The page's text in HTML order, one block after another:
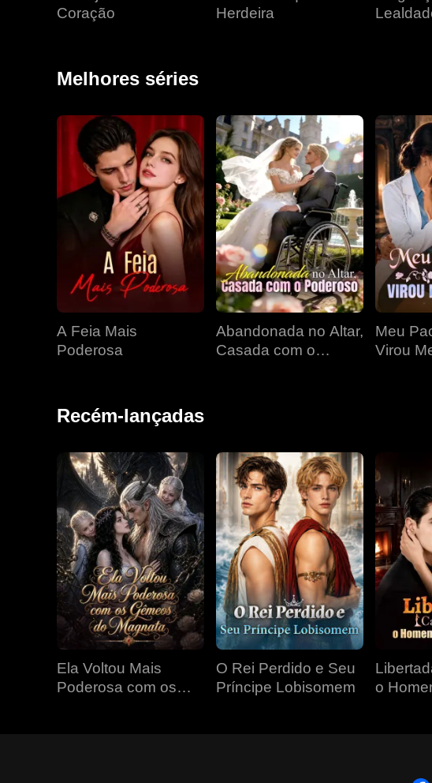
Coração
Herdeira
Melhores séries
A Feia Mais
Poderosa
Abandonada no Altar,
Casada com o
Meu
Virou
Recém-lançadas
Ela Voltou Mais
Poderosa com os
O Rei Perdido e Seu
Príncipe Lobisomem
o